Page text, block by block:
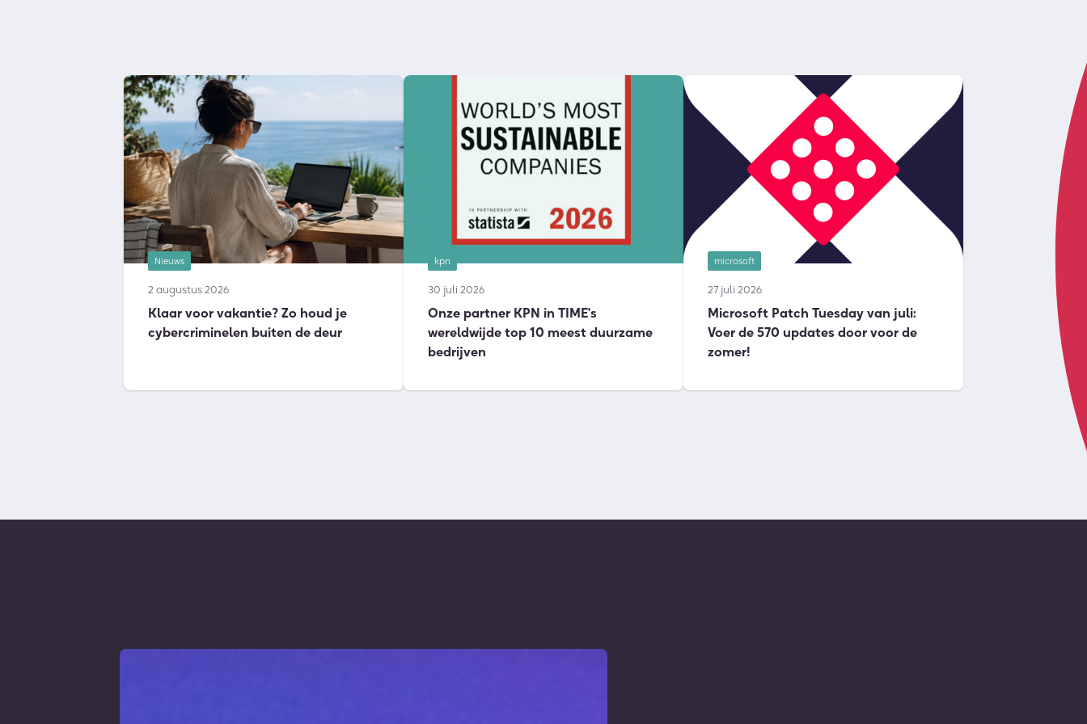
Nieuws
2 augustus 2026
Klaar voor vakantie? Zo houd je
cybercriminelen buiten de deur
kpn
30 juli 2026
Onze partner KPN in TIME's
wereldwijde top 10 meest duurzame
bedrijven
microsoft
27 juli 2026
Microsoft Patch Tuesday van juli:
Voer de 570 updates door voor de
zomer!